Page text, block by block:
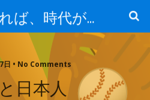
ところ変われば、時代が違えば
日 • No Comments
日本人